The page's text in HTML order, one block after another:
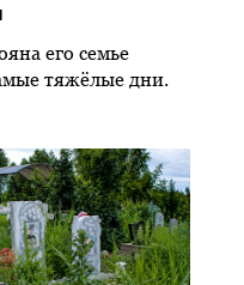
его семье
тяжёлые дни.